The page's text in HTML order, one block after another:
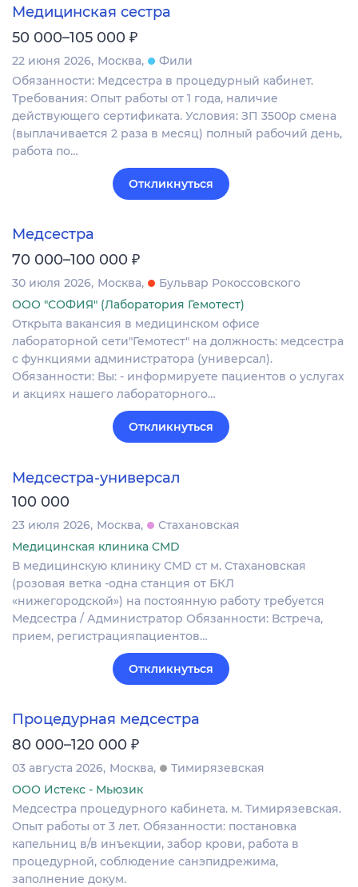
Медицинская сестра
50 000–105 000 ₽
22 июня 2026 Москва
Фили
Обязанности: Медсестра в процедурный кабинет.
Требования: Опыт работы от 1 года, наличие
действующего сертификата. Условия: ЗП 3500р смена
(выплачивается 2 раза в месяц) полный рабочий день,
работа по…
Откликнуться
Медсестра
70 000–100 000 ₽
30 июля 2026 Москва
Бульвар Рокоссовского
ООО "СОФИЯ" (Лаборатория Гемотест)
Открыта вакансия в медицинском офисе
лабораторной сети"Гемотест" на должность: медсестра
с функциями администратора (универсал).
Обязанности: Вы: - информируете пациентов о услугах
и акциях нашего лабораторного…
Откликнуться
Медсестра-универсал
100 000
23 июля 2026 Москва
Стахановская
Медицинская клиника CMD
В медицинскую клинику CMD ст м. Стахановская
(розовая ветка -одна станция от БКЛ
«нижегородской») на постоянную работу требуется
Медсестра / Администратор Обязанности: Встреча,
прием, регистрацияпациентов…
Откликнуться
Процедурная медсестра
80 000–120 000 ₽
03 августа 2026 Москва
Тимирязевская
ООО Истекс - Мьюзик
Медсестра процедурного кабинета. м. Тимирязевская.
Опыт работы от 3 лет. Обязанности: постановка
капельниц в/в инъекции, забор крови, работа в
процедурной, соблюдение санэпидрежима,
заполнение докум.